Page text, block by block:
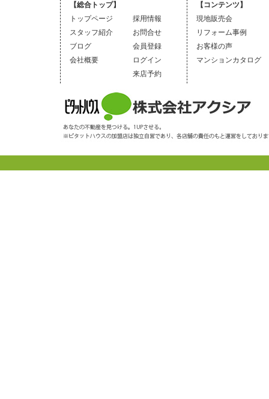
【総合トップ】
トップページ
スタッフ紹介
ブログ
会社概要
採用情報
お問合せ
会員登録
ログイン
来店予約
【コンテンツ】
現地販売会
リフォーム事例
お客様の声
マンションカタログ